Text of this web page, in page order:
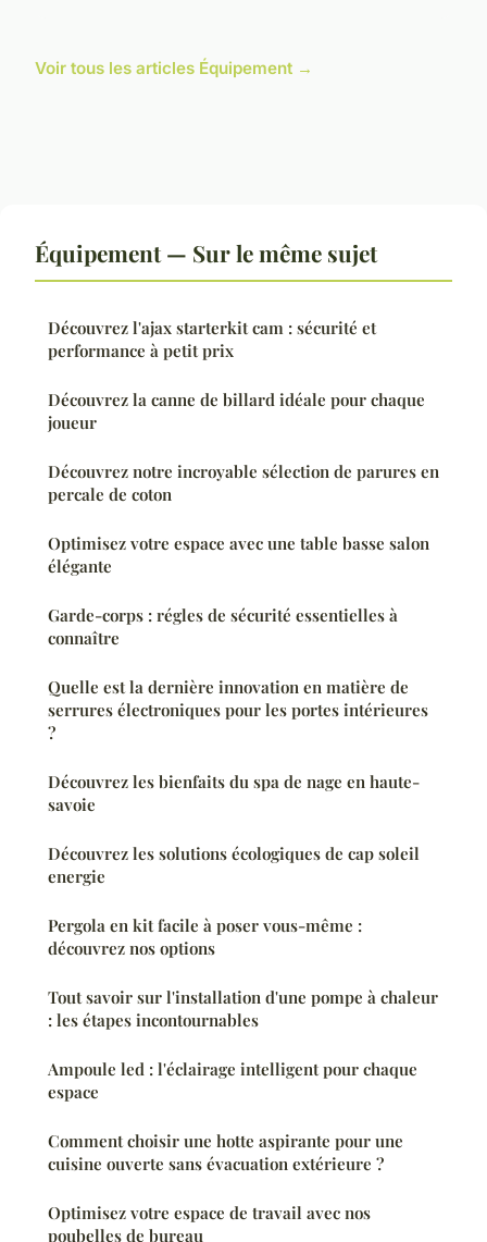
Voir tous les articles Équipement →
Équipement — Sur le même sujet
Découvrez l'ajax starterkit cam : sécurité et
performance à petit prix
Découvrez la canne de billard idéale pour chaque
joueur
Découvrez notre incroyable sélection de parures en
percale de coton
Optimisez votre espace avec une table basse salon
élégante
Garde-corps : régles de sécurité essentielles à
connaître
Quelle est la dernière innovation en matière de
serrures électroniques pour les portes intérieures
?
Découvrez les bienfaits du spa de nage en haute-
savoie
Découvrez les solutions écologiques de cap soleil
energie
Pergola en kit facile à poser vous-même :
découvrez nos options
Tout savoir sur l'installation d'une pompe à chaleur
: les étapes incontournables
Ampoule led : l'éclairage intelligent pour chaque
espace
Comment choisir une hotte aspirante pour une
cuisine ouverte sans évacuation extérieure ?
Optimisez votre espace de travail avec nos
poubelles de bureau